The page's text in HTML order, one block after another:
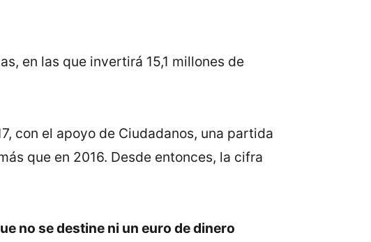
en las que invertirá 15,1 millones de
con el apoyo de Ciudadanos, una partida
que en 2016. Desde entonces, la cifra
no se destine ni un euro de dinero